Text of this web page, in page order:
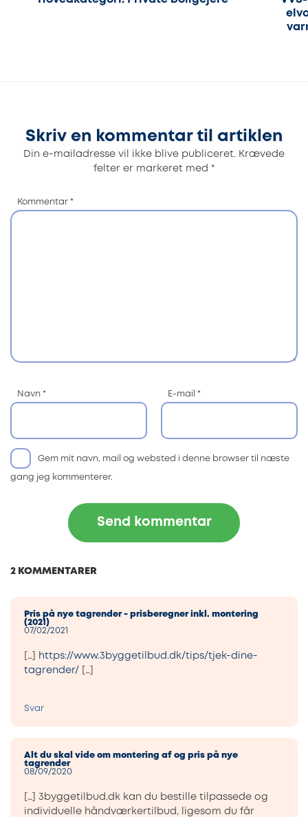
Skriv en kommentar til artiklen
Din e-mailadresse vil ikke blive publiceret. Krævede
felter er markeret med *
Kommentar *
Navn * E-mail *
Gem mit navn, mail og websted i denne browser til næste
gang jeg kommenterer.
2 KOMMENTARER
Pris på nye tagrender - prisberegner inkl. montering
(2021)
07/02/2021
[…]
https://www.3byggetilbud.dk/tips/tjek-dine-
tagrender/ […]
Svar
Alt du skal vide om montering af og pris på nye
tagrender
08/09/2020
[…] 3byggetilbud.dk kan du bestille tilpassede og
individuelle håndværkertilbud, ligesom du får